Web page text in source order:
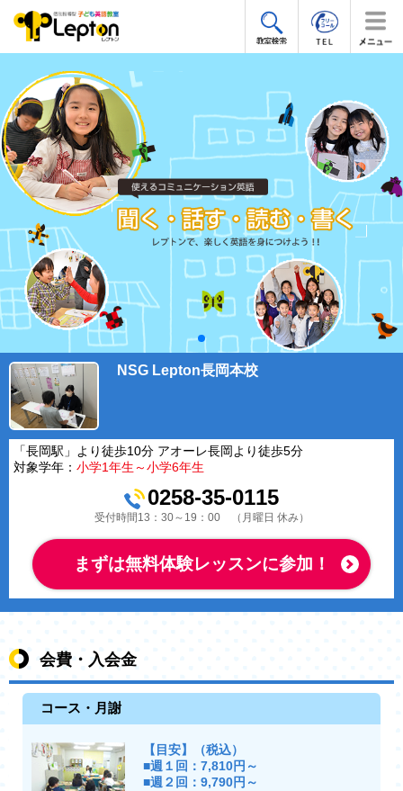
NSG Lepton長岡本校
「長岡駅」より徒歩10分 アオーレ長岡より徒歩5分
対象学年： 小学1年生～小学6年生
0258-35-0115
受付時間13：30～19：00 （月曜日 休み）
まずは無料体験レッスンに参加！
会費・入会金
コース・月謝
【目安】（税込）
■週１回：7,810円～
■週２回：9,790円～